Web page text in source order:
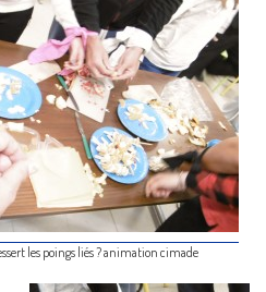
les poings liés ? animation cimade